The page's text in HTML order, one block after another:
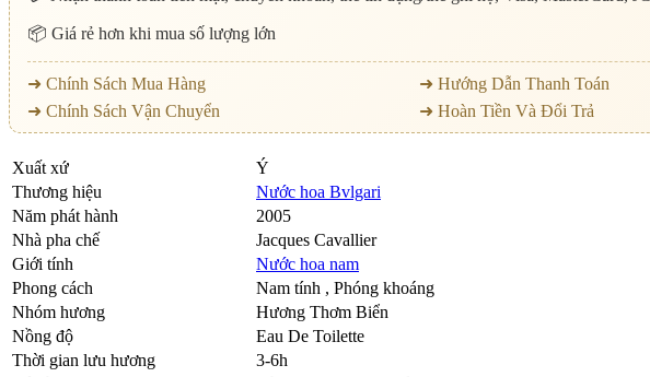
📦 Giá rẻ hơn khi mua số lượng lớn
➜ Chính Sách Mua Hàng
➜ Hướng Dẫn Thanh Toán
➜ Chính Sách Vận Chuyển
➜ Hoàn Tiền Và Đổi Trả
Xuất xứ
Ý
Thương hiệu
Nước hoa Bvlgari
Năm phát hành
2005
Nhà pha chế
Jacques Cavallier
Giới tính
Nước hoa nam
Phong cách
Nam tính , Phóng khoáng
Nhóm hương
Hương Thơm Biển
Nồng độ
Eau De Toilette
Thời gian lưu hương
3-6h